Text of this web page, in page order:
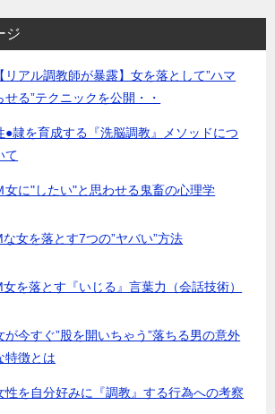
ジ
【リアル調教師が暴露】女を落として”ハマ
せる”テクニックを公開・・
●隷を育成する『洗脳調教』メソッドにつ
て
女に"したい"と思わせる鬼畜の心理学
な女を落とす7つの”ヤバい”方法
女を落とす『いじる』言葉力（会話技術）
が今すぐ”股を開いちゃう”落ちる男の意外
特徴とは
性を自分好みに『調教』する行為への考察